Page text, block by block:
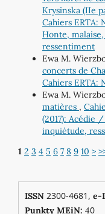
Krysinska (IIe
Cahiers ERTA:
Honte,
ressentiment
Ewa M.
concerts de
Cahiers ERTA:
Ewa M.
matières ,
(2017): Acédie
inquiétude,
1 2 3 4 5 6 7 8 9 10 >
ISSN2300-4681, e-
Punkty MEiN: 40